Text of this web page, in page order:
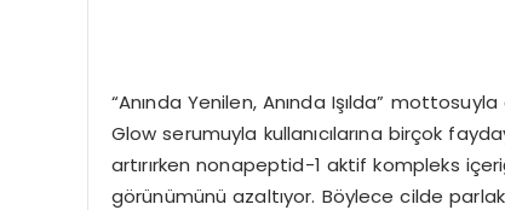
“Anında Yenilen, Anında Işılda”
Glow serumuyla kullanıcılarına birçok
artırırken nonapeptid-1 aktif kompleks
görünümünü azaltıyor. Böylece cilde parlak